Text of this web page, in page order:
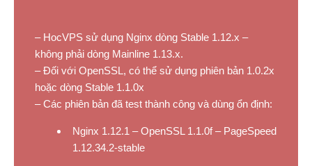
– HocVPS sử dụng Nginx dòng Stable 1.12.x –
không phải dòng Mainline 1.13.x.
– Đối với OpenSSL, có thể sử dụng phiên bản 1.0.2x
hoặc dòng Stable 1.1.0x
– Các phiên bản đã test thành công và dùng ổn định:
Nginx 1.12.1 – OpenSSL 1.1.0f – PageSpeed
1.12.34.2-stable